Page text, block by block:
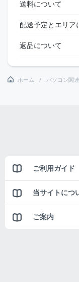
送料について
配送予定とエリア
返品について
ホーム パソコン関
ご利用ガイド
当サイトにつ
ご案内